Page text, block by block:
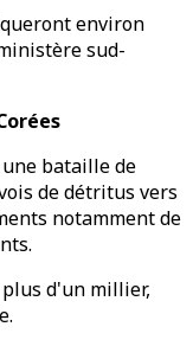
environ
sud-
une bataille de
de détritus vers
notamment de
d'un millier,